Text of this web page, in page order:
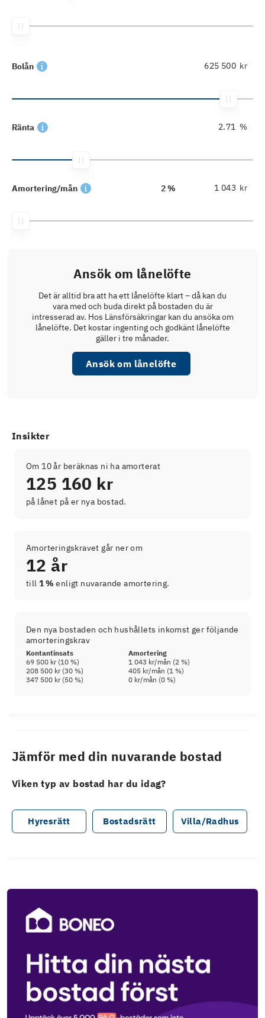
Bolån kr
Ränta %
Amortering/mån 2 % kr
Ansök om lånelöfte
Det är alltid bra att ha ett lånelöfte klart – då kan du
vara med och buda direkt på bostaden du är
intresserad av. Hos Länsförsäkringar kan du ansöka om
lånelöfte. Det kostar ingenting och godkänt lånelöfte
gäller i tre månader.
Ansök om lånelöfte
Insikter
Om 10 år beräknas ni ha amorterat
125 160 kr
på lånet på er nya bostad.
Amorteringskravet går ner om
12 år
till 1 % enligt nuvarande amortering.
Den nya bostaden och hushållets inkomst ger följande
amorteringskrav
Kontantinsats
Amortering
69 500 kr(10 %) 1 043 kr/mån (2 %)
208 500 kr(30 %) 405 kr/mån (1 %)
347 500 kr(50 %) 0 kr/mån (0 %)
Jämför med din nuvarande bostad
Viken typ av bostad har du idag?
Hyresrätt Bostadsrätt Villa/Radhus